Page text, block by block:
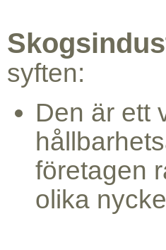
syften:
Den är ett
företagen
olika